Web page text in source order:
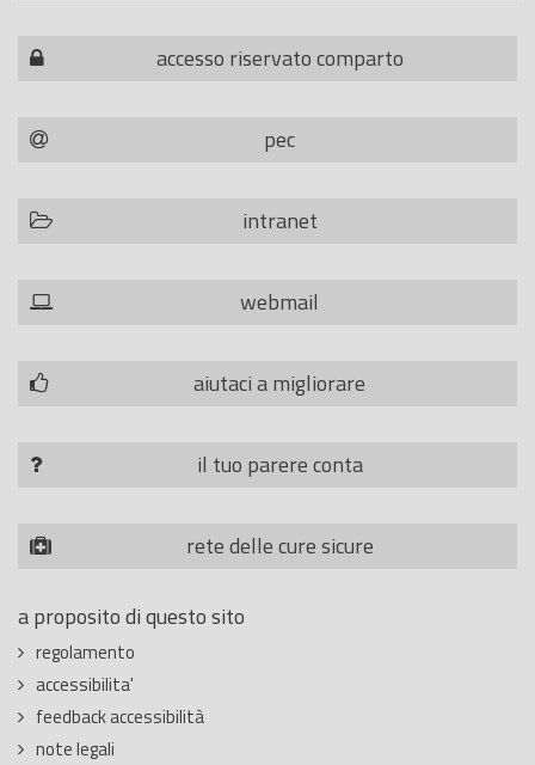
accesso riservato comparto
pec
intranet
webmail
aiutaci a migliorare
il tuo parere conta
rete delle cure sicure
a proposito di questo sito
regolamento
accessibilita'
feedback accessibilità
note legali